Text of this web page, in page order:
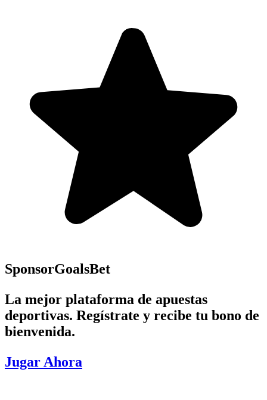
SponsorGoalsBet
La mejor plataforma de apuestas
deportivas. Regístrate y recibe tu bono de
bienvenida.
Jugar Ahora